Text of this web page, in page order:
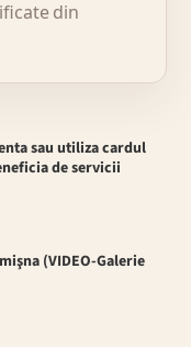
din
sau utiliza cardul
de servicii
(VIDEO-Galerie